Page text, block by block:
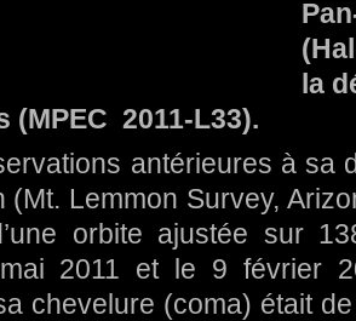
la
 2011-L33).
antérieures à sa
(Mt. Lemmon Survey,
orbite ajustée sur
2011 et le 9 février
chevelure (coma) était